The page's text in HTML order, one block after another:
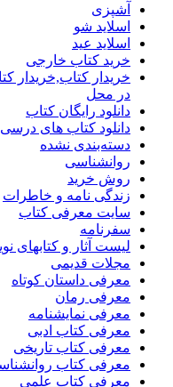
آشپزی
اسلاید شو
اسلاید عید
خرید کتاب خارجی
خریدار
در محل
دانلود رایگان کتاب
دانلود کتاب های
دسته‌بندی نشده
روانشناسی
روش خرید
زندگی نامه و خاطرات
سایت معرفی کتاب
سفرنامه
لیست آثار و کتابهای
مجلات قدیمی
معرفی داستان کوتاه
معرفی رمان
معرفی نمایشنامه
معرفی کتاب ادبی
معرفی کتاب تاریخی
معرفی کتاب
معرفی کتاب علمی